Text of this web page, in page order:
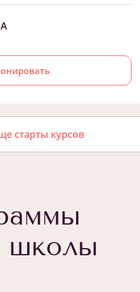
старты курсов
школы